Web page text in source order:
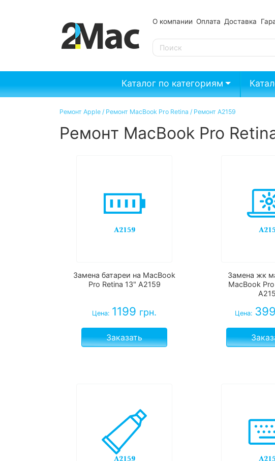
О компании Оплата Доставка
SE
Каталог по категориям
Ремонт Apple / Ремонт MacBook Pro Retina / Ремонт A2159
Ремонт MacBook Pro
Замена батареи на MacBook
Pro Retina 13" A2159
Цена: 1199 грн.
Заказать
Замена жк
MacBook
Цена: